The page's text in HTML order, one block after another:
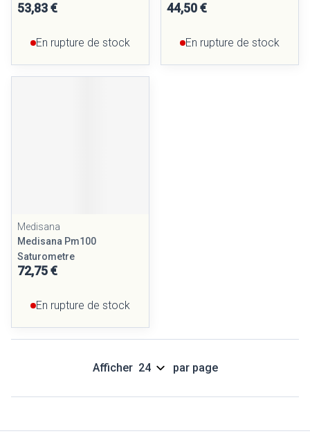
53,83 €
En rupture de stock
44,50 €
En rupture de stock
Medisana
Medisana Pm100
Saturometre
72,75 €
En rupture de stock
Afficher par page